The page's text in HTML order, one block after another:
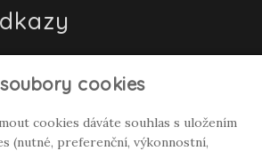
Renata Polívková
cookies
cookies dáváte souhlas s uložením
(nutné, preferenční, výkonnostní,